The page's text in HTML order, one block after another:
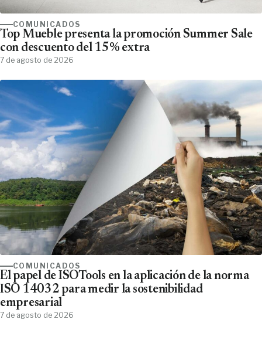
COMUNICADOS
Top Mueble presenta la promoción Summer Sale
con descuento del 15% extra
7 de agosto de 2026
COMUNICADOS
El papel de ISOTools en la aplicación de la norma
ISO 14032 para medir la sostenibilidad
empresarial
7 de agosto de 2026